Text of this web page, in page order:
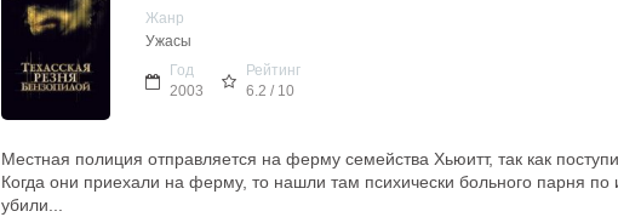
Жанр
Ужасы
Год
2003
Рейтинг
6.2 / 10
Местная полиция отправляется на ферму семейства Хьюитт, так как
Когда они приехали на ферму, то нашли там психически больного парня
убили...